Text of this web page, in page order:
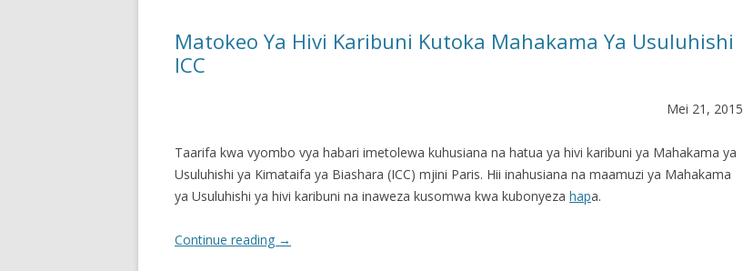
Matokeo Ya Hivi Karibuni Kutoka Mahakama Ya Usuluhishi
ICC
Mei 21, 2015
Taarifa kwa vyombo vya habari imetolewa kuhusiana na hatua ya hivi karibuni ya Mahakama ya
Usuluhishi ya Kimataifa ya Biashara (ICC) mjini Paris. Hii inahusiana na maamuzi ya Mahakama
ya Usuluhishi ya hivi karibuni na inaweza kusomwa kwa kubonyeza hapa.
Continue reading →